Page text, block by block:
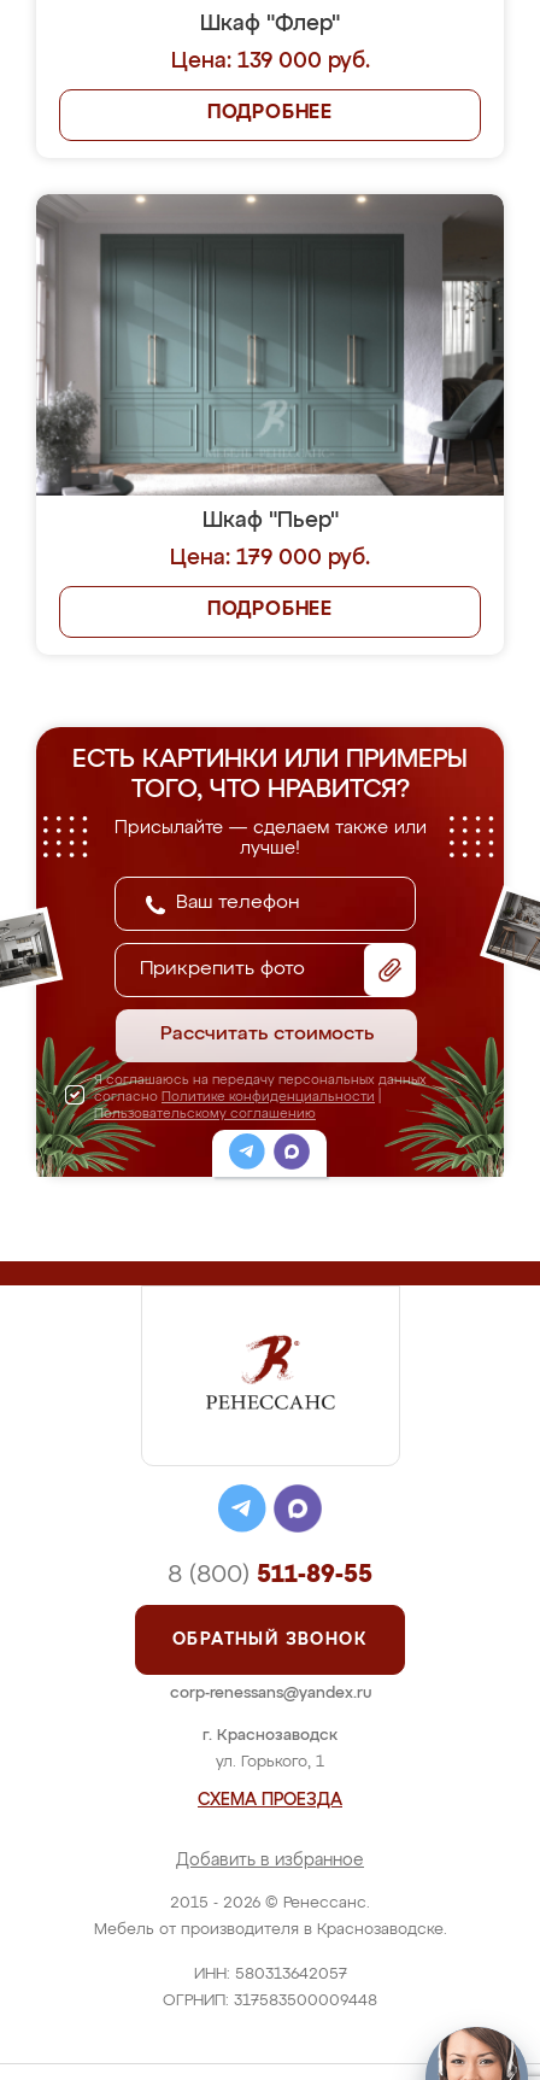
Шкаф "Флер"
Цена: 139 000 руб.
ПОДРОБНЕЕ
Шкаф "Пьер"
Цена: 179 000 руб.
ПОДРОБНЕЕ
ЕСТЬ КАРТИНКИ ИЛИ ПРИМЕРЫ
ТОГО, ЧТО НРАВИТСЯ?
Присылайте — сделаем также или
лучше!
Прикрепить фото
Рассчитать стоимость
Я соглашаюсь на передачу персональных данных
согласно Политике конфиденциальности
Пользовательскому соглашению
2015 - 2026 © Ренессанс.
Мебель от производителя в Краснозаводске.
ИНН: 580313642057
ОГРНИП: 317583500009448
г. Краснозаводск
ул. Горького, 1
СХЕМА ПРОЕЗДА
Добавить в избранное
8 (800) 511-89-55
ОБРАТНЫЙ ЗВОНОК
corp-renessans@yandex.ru